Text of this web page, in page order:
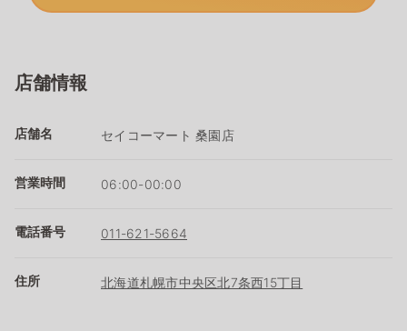
店舗情報
店舗名 セイコーマート 桑園店
営業時間 06:00-00:00
電話番号 011-621-5664
住所 北海道札幌市中央区北7条西15丁目